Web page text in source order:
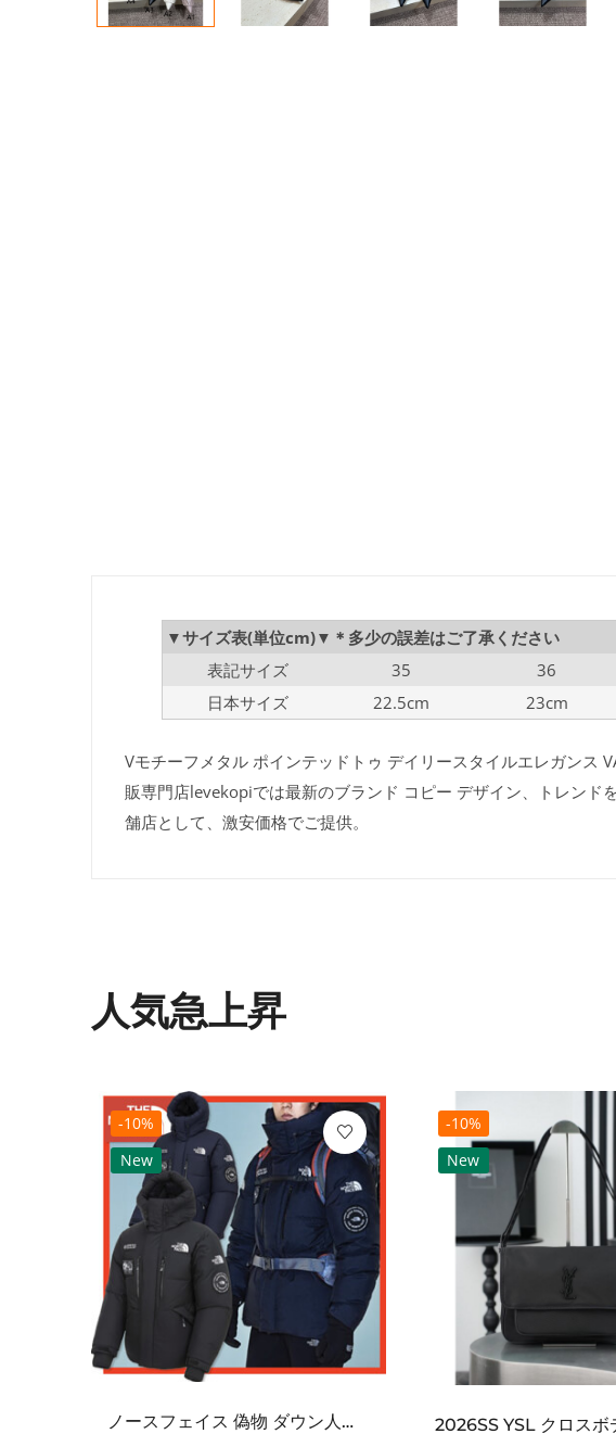
▼サイズ表(単位cm)▼＊多少の誤差はご了承ください
表記サイズ
35 36
日本サイズ
22.5cm 23cm
Vモチーフメタル ポインテッドトゥ デイリースタイルエレガンス
販専門店levekopiでは最新のブランド コピー デザイン、トレン
舗店として、激安価格でご提供。
人気急上昇
-10%
New
ノースフェイス 偽物 ダウン人気【THE NORTH FACE】M'S 7 SUMMIT HIM...
-10%
New